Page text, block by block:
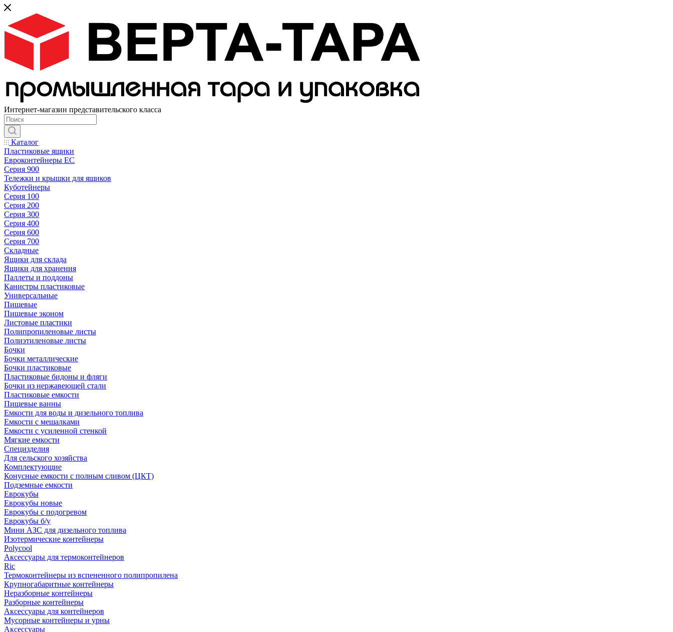
Интернет-магазин представительского класса
Каталог
Пластиковые ящики
Евроконтейнеры ЕС
Серия 900
Тележки и крышки для ящиков
Куботейнеры
Серия 100
Серия 200
Серия 300
Серия 400
Серия 600
Серия 700
Складные
Ящики для склада
Ящики для хранения
Паллеты и поддоны
Канистры пластиковые
Универсальные
Пищевые
Пищевые эконом
Листовые пластики
Полипропиленовые листы
Полиэтиленовые листы
Бочки
Бочки металлические
Бочки пластиковые
Пластиковые бидоны и фляги
Бочки из нержавеющей стали
Пластиковые емкости
Пищевые ванны
Емкости для воды и дизельного топлива
Емкости с мешалками
Емкости с усиленной стенкой
Мягкие емкости
Специзделия
Для сельского хозяйства
Комплектующие
Конусные емкости с полным сливом (ЦКТ)
Подземные емкости
Еврокубы
Еврокубы новые
Еврокубы с подогревом
Еврокубы б/у
Мини АЗС для дизельного топлива
Изотермические контейнеры
Polycool
Аксессуары для термоконтейнеров
Ric
Термоконтейнеры из вспененного полипропилена
Крупногабаритные контейнеры
Неразборные контейнеры
Разборные контейнеры
Аксессуары для контейнеров
Мусорные контейнеры и урны
Аксессуары